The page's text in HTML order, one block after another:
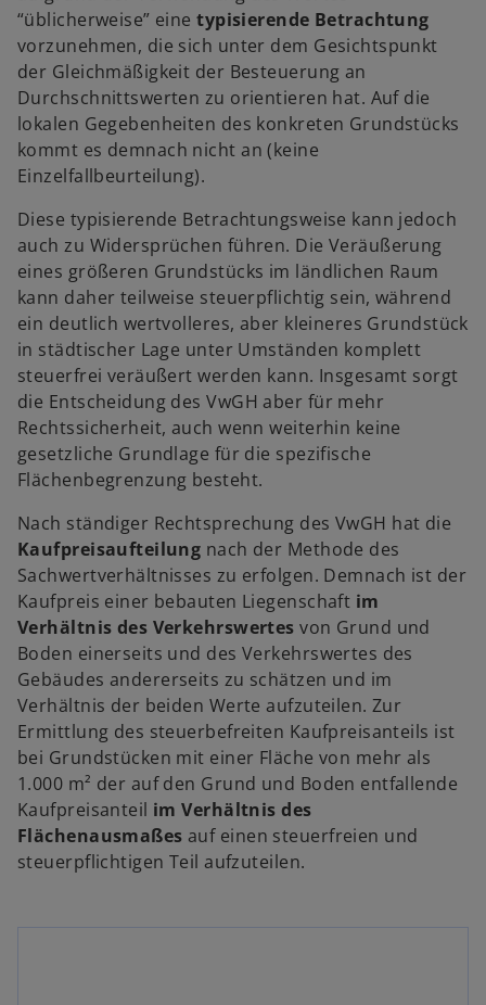
n
e
g
i
s
t
e
k
g
ö
“üblicherweise” einetypisierende Betrachtung
vorzunehmen, die sich unter dem Gesichtspunkt
der Gleichmäßigkeit der Besteuerung an
Durchschnittswerten zu orientieren hat. Auf die
lokalen Gegebenheiten des konkreten Grundstücks
kommt es demnach nicht an (keine
Einzelfallbeurteilung).
Diese typisierende Betrachtungsweise kann jedoch
auch zu Widersprüchen führen. Die Veräußerung
eines größeren Grundstücks im ländlichen Raum
kann daher teilweise steuerpflichtig sein, während
ein deutlich wertvolleres, aber kleineres Grundstück
in städtischer Lage unter Umständen komplett
steuerfrei veräußert werden kann. Insgesamt sorgt
die Entscheidung des VwGH aber für mehr
Rechtssicherheit, auch wenn weiterhin keine
gesetzliche Grundlage für die spezifische
Flächenbegrenzung besteht.
Nach ständiger Rechtsprechung des VwGH hat die
Kaufpreisaufteilung nach der Methode des
Sachwertverhältnisses zu erfolgen. Demnach ist der
Kaufpreis einer bebauten Liegenschaft im
Verhältnis des Verkehrswertesvon Grund und
Boden einerseits und des Verkehrswertes des
Gebäudes andererseits zu schätzen und im
Verhältnis der beiden Werte aufzuteilen. Zur
Ermittlung des steuerbefreiten Kaufpreisanteils ist
bei Grundstücken mit einer Fläche von mehr als
1.000 m² der auf den Grund und Boden entfallende
Kaufpreisanteil im Verhältnis des
Flächenausmaßesauf einen steuerfreien und
steuerpflichtigen Teil aufzuteilen.
w
ir
d
i
n
e
i
e
w
ir
d
i
n
e
i
e